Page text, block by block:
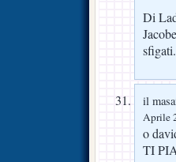
Di
sfigati.
il
Aprile
o
TI